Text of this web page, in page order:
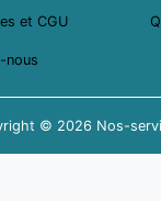
et CGU
nous
© 2026 Nos-